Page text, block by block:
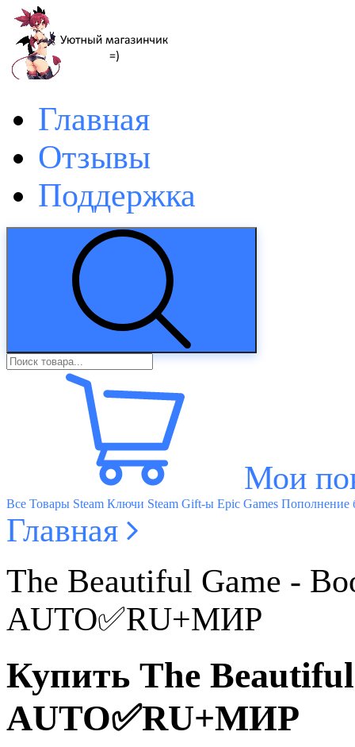
Главная
Отзывы
Поддержка
Мои
Все Товары Steam Ключи Steam Gift-ы Epic Games Пополнение
Главная
The Beautiful Game -
AUTO✅RU+МИР
Купить The
AUTO✅RU+МИР